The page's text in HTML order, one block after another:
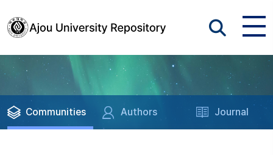
Communities Authors Journal